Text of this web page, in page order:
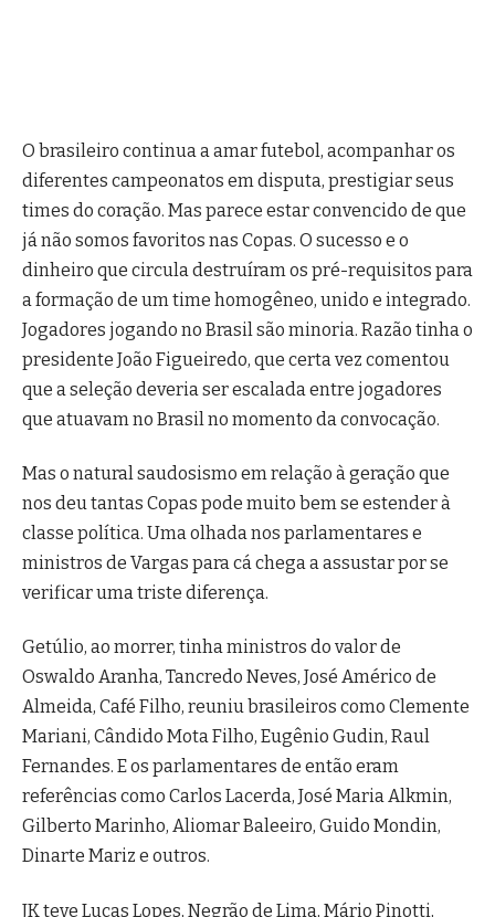
O brasileiro continua a amar futebol, acompanhar os
diferentes campeonatos em disputa, prestigiar seus
times do coração. Mas parece estar convencido de que
já não somos favoritos nas Copas. O sucesso e o
dinheiro que circula destruíram os pré-requisitos para
a formação de um time homogêneo, unido e integrado.
Jogadores jogando no Brasil são minoria. Razão tinha o
presidente João Figueiredo, que certa vez comentou
que a seleção deveria ser escalada entre jogadores
que atuavam no Brasil no momento da convocação.
Mas o natural saudosismo em relação à geração que
nos deu tantas Copas pode muito bem se estender à
classe política. Uma olhada nos parlamentares e
ministros de Vargas para cá chega a assustar por se
verificar uma triste diferença.
Getúlio, ao morrer, tinha ministros do valor de
Oswaldo Aranha, Tancredo Neves, José Américo de
Almeida, Café Filho, reuniu brasileiros como Clemente
Mariani, Cândido Mota Filho, Eugênio Gudin, Raul
Fernandes. E os parlamentares de então eram
referências como Carlos Lacerda, José Maria Alkmin,
Gilberto Marinho, Aliomar Baleeiro, Guido Mondin,
Dinarte Mariz e outros.
JK teve Lucas Lopes, Negrão de Lima, Mário Pinotti,